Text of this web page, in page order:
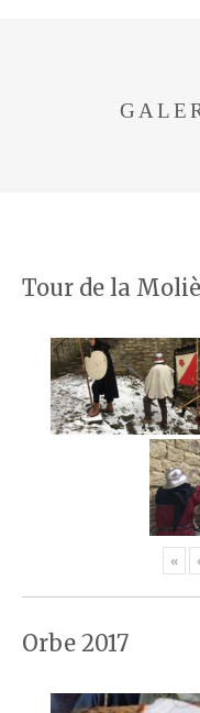
Tour de la
« ‹
Orbe 2017